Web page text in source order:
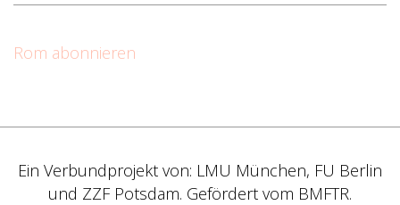
Rom abonnieren
Ein Verbundprojekt von: LMU München, FU Berlin
und ZZF Potsdam. Gefördert vom BMFTR.